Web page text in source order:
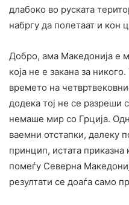
длабоко во руската
набргу да полетаат и кон
Добро, ама Македонија е
која не е закана за
времето на
додека тој не се разреши
немаше мир со Грција.
ваемни отстапки, далеку
принцип, истата
помеѓу Северна
резултати се доаѓа само